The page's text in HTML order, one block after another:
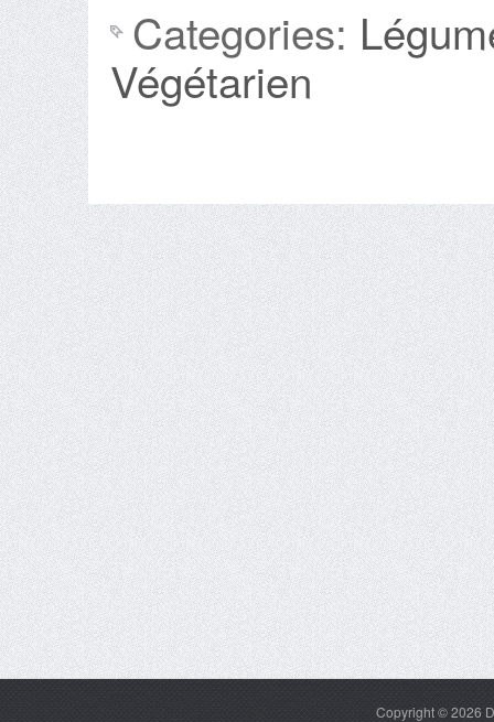
Categories:
Végétarien
Copyright © 2026